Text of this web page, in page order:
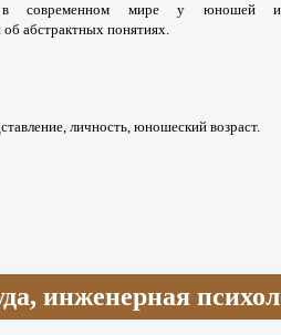
в современном мире у
об абстрактных понятиях.
личность, юношеский возраст.
инженерная